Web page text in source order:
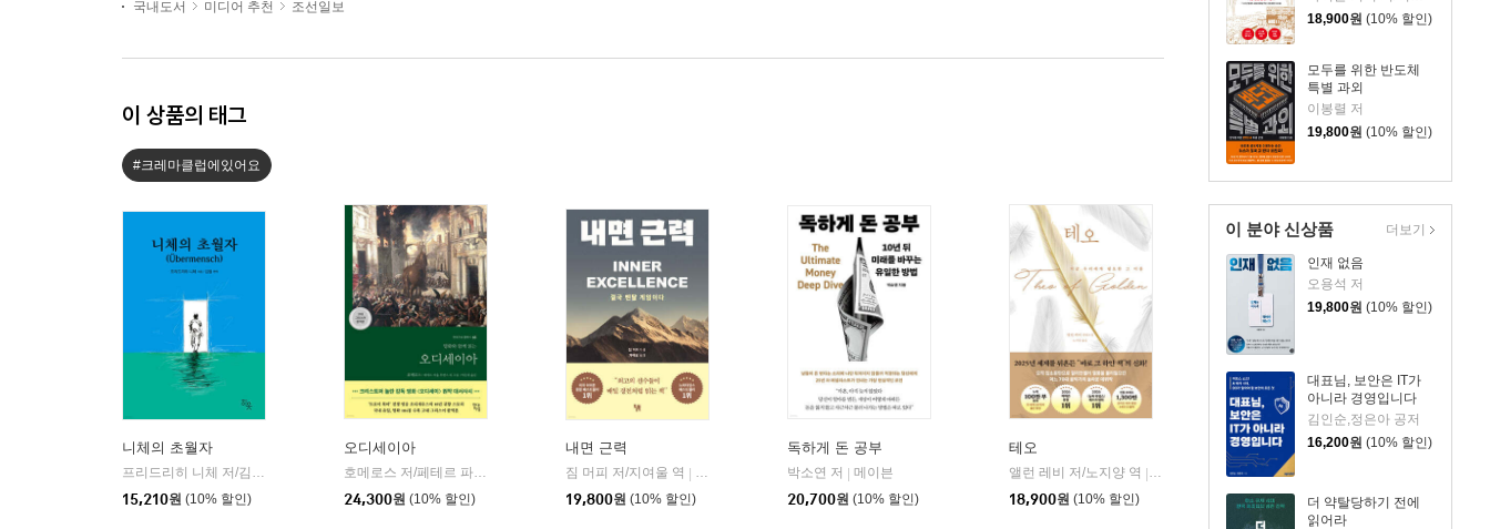
18,900원 (10% 할인)
모두를 위한 반도체
특별 과외
이봉렬 저
19,800원 (10% 할인)
이 분야 신상품
인재 없음
오용석 저
19,800원 (10% 할인)
대표님, 보안은 IT가
아니라 경영입니다
김인순,정은아 공저
16,200원 (10% 할인)
더 약탈당하기 전에
읽어라
더보기
국내도서 미디어 추천 조선일보
이 상품의 태그
#크레마클럽에있어요
니체의 초월자
프리드리히 니체 저/김철 편역
15,210원 (10% 할인)
오디세이아
호메로스 저/페테르 파울 루벤스 그림/박문재 역 | 현대지성
24,300원 (10% 할인)
내면 근력
짐 머피 저/지여울 역
윌북(willbook)
19,800원 (10% 할인)
독하게 돈 공부
박소연 저
메이븐
20,700원 (10% 할인)
테오
앨런 레비 저/노지양 역
오팬하우스
18,900원 (10% 할인)